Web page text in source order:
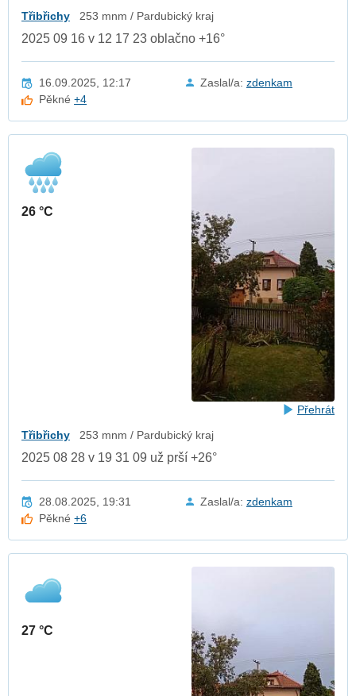
Třibřichy 253 mnm / Pardubický kraj
2025 09 16 v 12 17 23 oblačno +16°
16.09.2025, 12:17 Zaslal/a: zdenkam
Pěkné+4
26 °C
Přehrát
Třibřichy 253 mnm / Pardubický kraj
2025 08 28 v 19 31 09 už prší +26°
28.08.2025, 19:31 Zaslal/a: zdenkam
Pěkné+6
27 °C